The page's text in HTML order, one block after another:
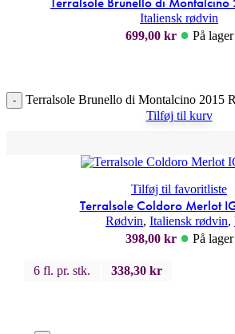
Italiensk rødvin
699,00 kr ● På lager
- Terralsole Brunello di Montalcino 2015
Tilføj til kurv
Tilføj til favoritliste
Terralsole Coldoro Merlot
Rødvin, Italiensk rødvin,
398,00 kr ● På lager
6 fl. pr. stk. 338,30 kr